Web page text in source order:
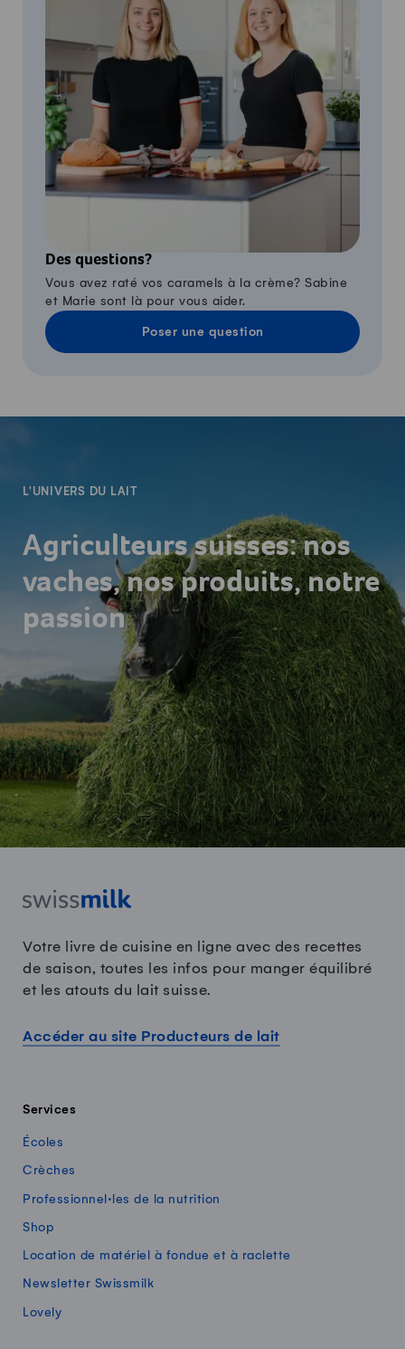
Des questions?
Vous avez raté vos caramels à la crème? Sabine
et Marie sont là pour vous aider.
Poser une question
L'UNIVERS DU LAIT
Agriculteurs suisses: nos
vaches, nos produits, notre
passion
Votre livre de cuisine en ligne avec des recettes
de saison, toutes les infos pour manger équilibré
et les atouts du lait suisse.
Accéder au site Producteurs de lait
Services
Écoles
Crèches
Professionnel·les de la nutrition
Shop
Location de matériel à fondue et à raclette
Newsletter Swissmilk
Lovely